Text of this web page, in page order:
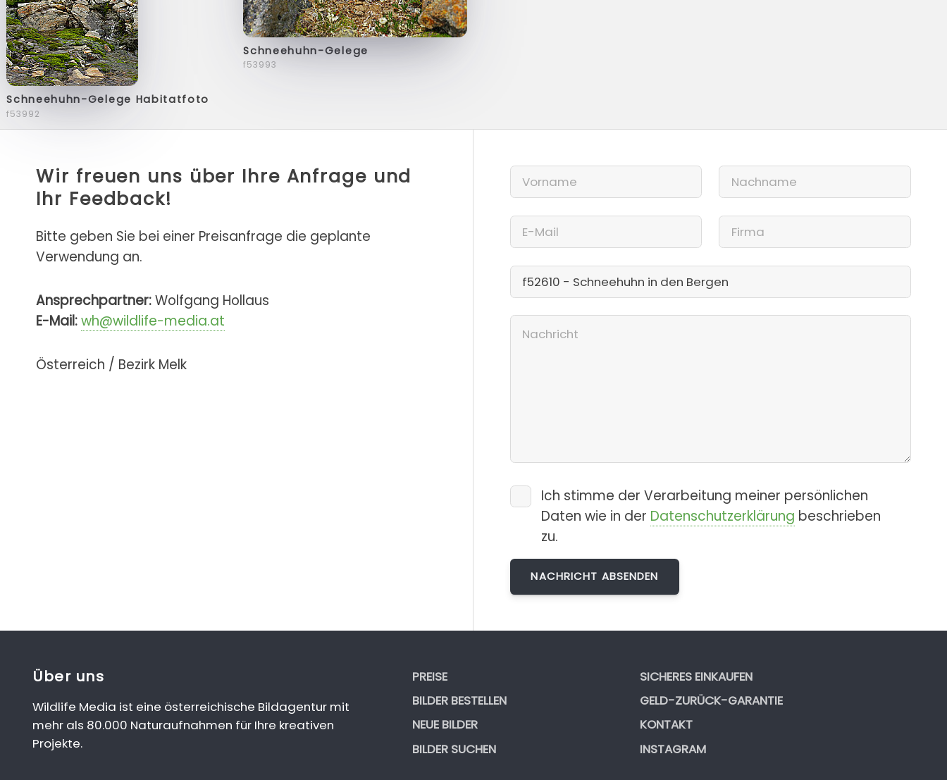
Schneehuhn-Gelege Habitatfoto
f53992
Schneehuhn-Gelege
f53993
Wir freuen uns über Ihre Anfrage und
Ihr Feedback!
Bitte geben Sie bei einer Preisanfrage die geplante
Verwendung an.
Ansprechpartner:Wolfgang Hollaus
E-Mail:wh@wildlife-media.at
Österreich / Bezirk Melk
Ich stimme der Verarbeitung meiner persönlichen
Daten wie in der Datenschutzerklärung beschrieben
zu.
Über uns
Wildlife Media ist eine österreichische Bildagentur mit
mehr als 80.000 Naturaufnahmen für Ihre kreativen
Projekte.
PREISE
BILDER BESTELLEN
NEUE BILDER
BILDER SUCHEN
SICHERES EINKAUFEN
GELD-ZURÜCK-GARANTIE
KONTAKT
INSTAGRAM